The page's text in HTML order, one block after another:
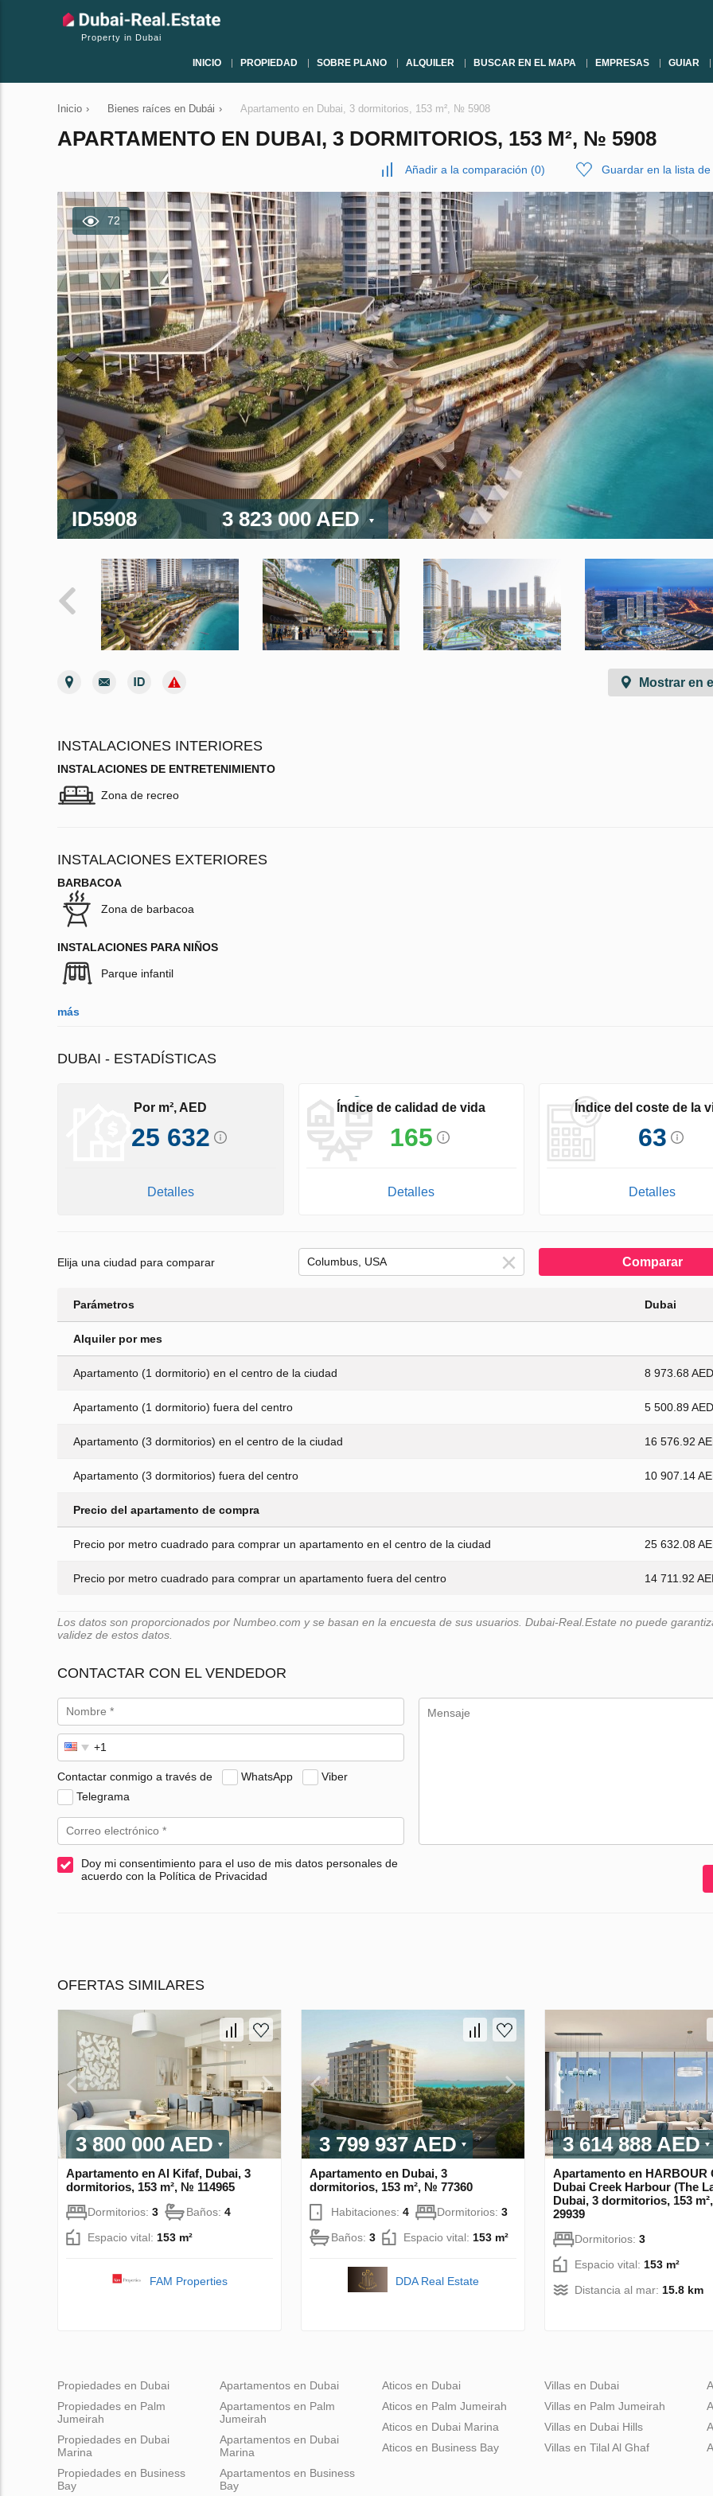
Property in Dubai
INICIO PROPIEDAD SOBRE PLANO ALQUILER BUSCAR EN EL MAPA EMPRESAS GUIAR
Inicio › Bienes raíces en Dubái › Apartamento en Dubai, 3 dormitorios, 153 m², № 5908
APARTAMENTO EN DUBAI, 3 DORMITORIOS, 153 M², № 5908
Añadir a la comparación (0) Guardar en la lista
72
ID5908 3 823 000 AED
Mostrar en
INSTALACIONES INTERIORES
INSTALACIONES DE ENTRETENIMIENTO
Zona de recreo
INSTALACIONES EXTERIORES
BARBACOA
Zona de barbacoa
INSTALACIONES PARA NIÑOS
Parque infantil
más
DUBAI - ESTADÍSTICAS
Por m², AED
25 632
Detalles
Índice de calidad de vida
165
Detalles
Índice del coste de la
63
Detalles
Elija una ciudad para comparar Comparar
Parámetros Dubai
Alquiler por mes
Apartamento (1 dormitorio) en el centro de la ciudad 8 973.68 AED
Apartamento (1 dormitorio) fuera del centro 5 500.89 AED
Apartamento (3 dormitorios) en el centro de la ciudad 16 576.92
Apartamento (3 dormitorios) fuera del centro 10 907.14
Precio del apartamento de compra
Precio por metro cuadrado para comprar un apartamento en el centro de la ciudad 25 632.08
Precio por metro cuadrado para comprar un apartamento fuera del centro 14 711.92
Los datos son proporcionados por Numbeo.com y se basan en la encuesta de sus usuarios. Dubai-Real.Estate no puede
validez de estos datos.
CONTACTAR CON EL VENDEDOR
Contactar conmigo a través de WhatsApp
Viber
Telegrama
Doy mi consentimiento para el uso de mis datos personales de
acuerdo con la Política de Privacidad
OFERTAS SIMILARES
3 800 000 AED
Apartamento en Al Kifaf, Dubai, 3
dormitorios, 153 m², № 114965
Dormitorios: 3 Baños: 4
Espacio vital: 153 m²
FAM Properties
3 799 937 AED
Apartamento en Dubai, 3
dormitorios, 153 m², № 77360
Habitaciones: 4 Dormitorios: 3
Baños: 3 Espacio vital: 153 m²
DDA Real Estate
3 614 888 AED
Apartamento en HARBOUR
Dubai Creek Harbour (The
Dubai, 3 dormitorios, 153
29939
Dormitorios: 3
Espacio vital: 153 m²
Distancia al mar: 15.8 km
Propiedades en Dubai
Propiedades en Palm
Jumeirah
Propiedades en Dubai
Marina
Propiedades en Business
Bay
Apartamentos en Dubai
Apartamentos en Palm
Jumeirah
Apartamentos en Dubai
Marina
Apartamentos en Business
Bay
Aticos en Dubai
Aticos en Palm Jumeirah
Aticos en Dubai Marina
Aticos en Business Bay
Villas en Dubai
Villas en Palm Jumeirah
Villas en Dubai Hills
Villas en Tilal Al Ghaf